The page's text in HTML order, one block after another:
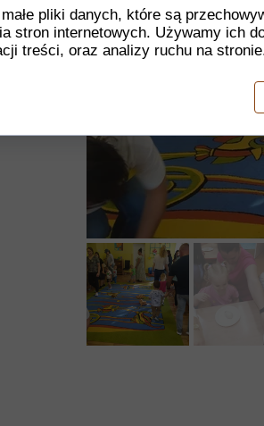
pliki danych, które są
stron internetowych. Używamy ich
treści, oraz analizy ruchu na